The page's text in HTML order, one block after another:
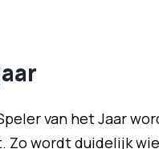
van het Jaar
wordt duidelijk